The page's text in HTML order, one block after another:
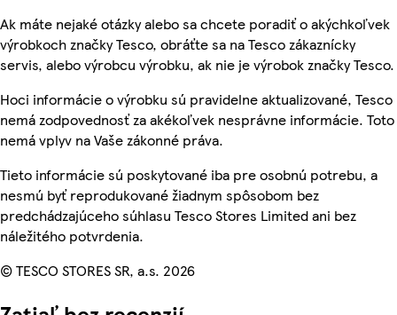
Ak máte nejaké otázky alebo sa chcete poradiť o akýchkoľvek
výrobkoch značky Tesco, obráťte sa na Tesco zákaznícky
servis, alebo výrobcu výrobku, ak nie je výrobok značky Tesco.
Hoci informácie o výrobku sú pravidelne aktualizované, Tesco
nemá zodpovednosť za akékoľvek nesprávne informácie. Toto
nemá vplyv na Vaše zákonné práva.
Tieto informácie sú poskytované iba pre osobnú potrebu, a
nesmú byť reprodukované žiadnym spôsobom bez
predchádzajúceho súhlasu Tesco Stores Limited ani bez
náležitého potvrdenia.
© TESCO STORES SR, a.s. 2026